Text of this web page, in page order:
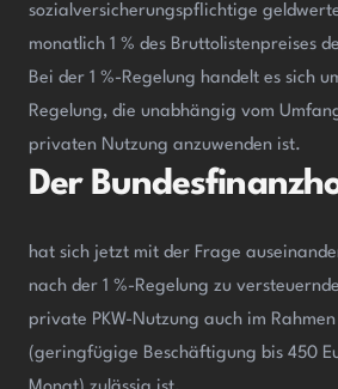
sozialversicherungspflichtige
monatlich 1 % des Bruttolistenpreises
Bei der 1 %-Regelung handelt es sich
Regelung, die unabhängig vom
privaten Nutzung anzuwenden ist.
Der
hat sich jetzt mit der Frage
nach der 1 %-Regelung zu
private PKW-Nutzung auch im
(geringfügige Beschäftigung bis 450